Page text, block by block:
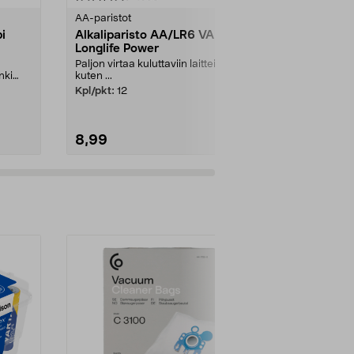
AA-paristot
Alkaliparisto AA/LR6 VARTA
Longlife Power
Paljon virtaa kuluttaviin laitteisiin,
kuten ...
Kpl/pkt: 12
8,99